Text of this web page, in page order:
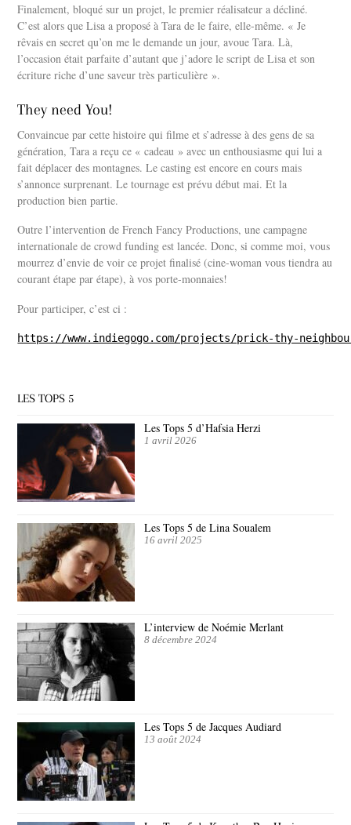
Finalement, bloqué sur un projet, le premier réalisateur a décliné.
C’est alors que Lisa a proposé à Tara de le faire, elle-même. « Je
rêvais en secret qu’on me le demande un jour, avoue Tara. Là,
l’occasion était parfaite d’autant que j’adore le script de Lisa et son
écriture riche d’une saveur très particulière ».
They need You!
Convaincue par cette histoire qui filme et s’adresse à des gens de sa
génération, Tara a reçu ce « cadeau » avec un enthousiasme qui lui a
fait déplacer des montagnes. Le casting est encore en cours mais
s’annonce surprenant. Le tournage est prévu début mai. Et la
production bien partie.
Outre l’intervention de French Fancy Productions, une campagne
internationale de crowd funding est lancée. Donc, si comme moi, vous
mourrez d’envie de voir ce projet finalisé (cine-woman vous tiendra au
courant étape par étape), à vos porte-monnaies!
Pour participer, c’est ci :
https://www.indiegogo.com/projects/prick-thy-
LES TOPS 5
Les Tops 5 d’Hafsia Herzi
1 avril 2026
Les Tops 5 de Lina Soualem
16 avril 2025
L’interview de Noémie Merlant
8 décembre 2024
Les Tops 5 de Jacques Audiard
13 août 2024